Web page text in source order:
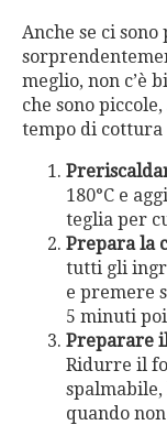
Anche se ci
meglio, non c’è
che sono
tempo di cottura
180°C e
teglia per
Prepara la
tutti gli
e premere
5 minuti
Preparare
Ridurre il
quando